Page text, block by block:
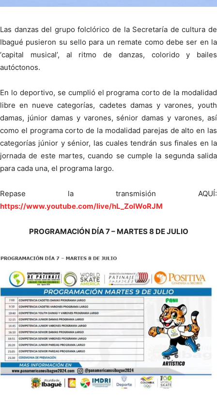
Las danzas del grupo folclórico de la Secretaría de cultura de
Ibagué pusieron su sello para un remate como debe ser en la
‘capital musical’, al ritmo de danzas, colorido y bailes
autóctonos.
En lo deportivo, se cumplió el programa corto de la modalidad
libre en nueve categorías, cadetes damas y varones, youth
damas, júnior damas y varones, sénior damas y varones, así
como el programa corto de la modalidad parejas de alto en las
categorías júnior y sénior, las cuales tendrán sus finales en la
jornada de este martes, cuando se cumple la segunda salida
para cada una, el programa largo.
Repase la transmisión AQUÍ:
https://www.youtube.com/live/hL_ZoIWoRJM
PROGRAMACIÓN DÍA 7 – MARTES 8 DE JULIO